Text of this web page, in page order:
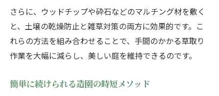
さらに、ウッドチップや砕石などのマルチング材を敷く
と、土壌の乾燥防止と雑草対策の両方に効果的です。こ
れらの方法を組み合わせることで、手間のかかる草取り
作業を大幅に減らし、美しい庭を維持できるのです。
簡単に続けられる造園の時短メソッド